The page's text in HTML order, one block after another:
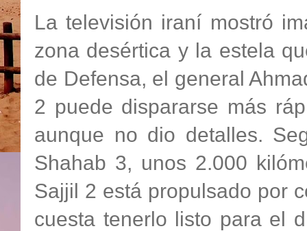
La televisión iraní mostró
zona desértica y la estela
de Defensa, el general
2 puede dispararse más
aunque no dio detalles.
Shahab 3, unos 2.000
Sajjil 2 está propulsado por
cuesta tenerlo listo para el